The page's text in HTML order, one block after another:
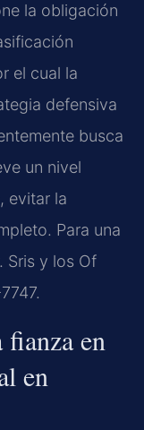
la obligación
el cual la
defensiva
busca
un nivel
evitar la
Para una
Sris y los Of
fianza en
en